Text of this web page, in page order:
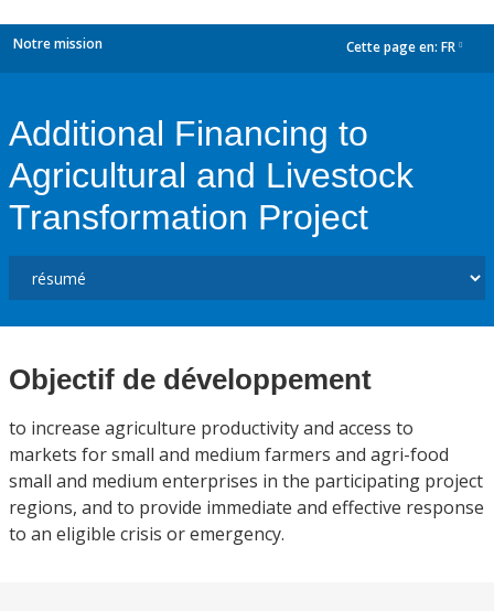
Notre mission Cette page en: FR
Additional Financing to
Agricultural and Livestock
Transformation Project
Objectif de développement
to increase agriculture productivity and access to
markets for small and medium farmers and agri-food
small and medium enterprises in the participating project
regions, and to provide immediate and effective response
to an eligible crisis or emergency.